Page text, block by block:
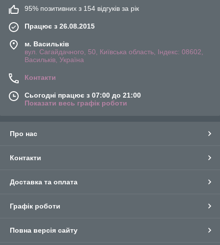
95% позитивних з 154 відгуків за рік
Працює з 26.08.2015
м. Васильків
вул. Сагайдачного, 50, Київська область, Індекс: 08602,
Васильків, Україна
Контакти
Сьогодні працює з 07:00 до 21:00
Показати весь графік роботи
Про нас
Контакти
Доставка та оплата
Графік роботи
Повна версія сайту